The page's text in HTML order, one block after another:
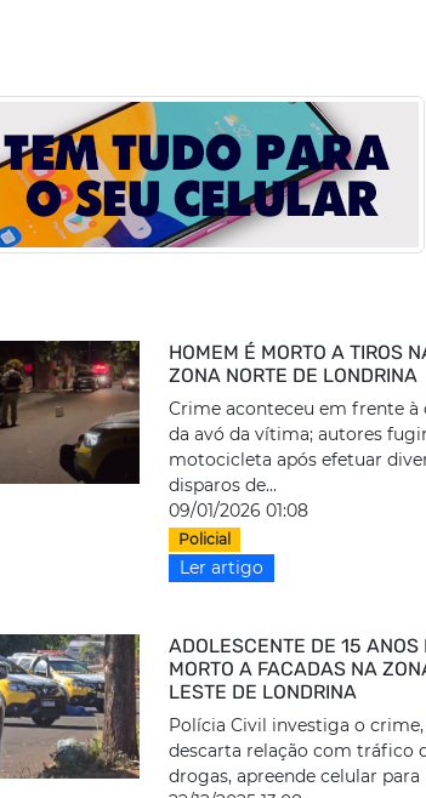
HOMEM É MORTO A TIROS
ZONA NORTE DE LONDRINA
Crime aconteceu em frente à
da avó da vítima; autores
motocicleta após efetuar
disparos de...
09/01/2026 01:08
Policial
Ler artigo
ADOLESCENTE DE 15 ANOS
MORTO A FACADAS NA
LESTE DE LONDRINA
Polícia Civil investiga o crime,
descarta relação com tráfico
drogas, apreende celular para